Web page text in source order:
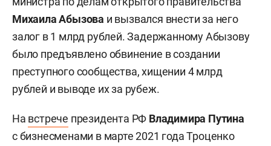
Михаила Абызова и вызвался внести за него
залог в 1 млрд рублей. Задержанному Абызову
было предъявлено обвинение в создании
преступного сообщества, хищении 4 млрд
рублей и выводе их за рубеж.
На встрече президента РФ Владимира Путина
с бизнесменами в марте 2021 года Троценко